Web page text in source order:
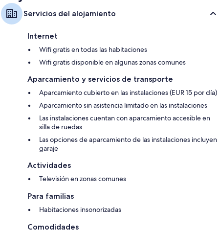
Servicios del alojamiento
Internet
Wifi gratis en todas las habitaciones
Wifi gratis disponible en algunas zonas comunes
Aparcamiento y servicios de transporte
Aparcamiento cubierto en las instalaciones (EUR 15 por día)
Aparcamiento sin asistencia limitado en las instalaciones
Las instalaciones cuentan con aparcamiento accesible en
silla de ruedas
Las opciones de aparcamiento de las instalaciones incluyen
garaje
Actividades
Televisión en zonas comunes
Para familias
Habitaciones insonorizadas
Comodidades